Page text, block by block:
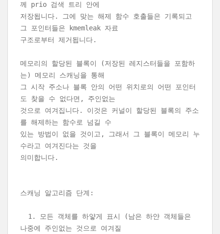
께 prio 검색 트리 안에
저장됩니다. 그에 맞는 해제 함수 호출들은 기록되고
그 포인터들은 kmemleak 자료
구조로부터 제거됩니다.
메모리의 할당된 블록이 (저장된 레지스터들을 포함하
는) 메모리 스캐닝을 통해
그 시작 주소나 블록 안의 어떤 위치로의 어떤 포인터
도 찾을 수 없다면, 주인없는
것으로 여겨집니다. 이것은 커널이 할당된 블록의 주소
를 해제하는 함수로 넘길 수
있는 방법이 없을 것이고, 그래서 그 블록이 메모리 누
수라고 여겨진다는 것을
의미합니다.
스캐닝 알고리즘 단계:
1. 모든 객체를 하얗게 표시 (남은 하얀 객체들은
나중에 주인없는 것으로 여겨질